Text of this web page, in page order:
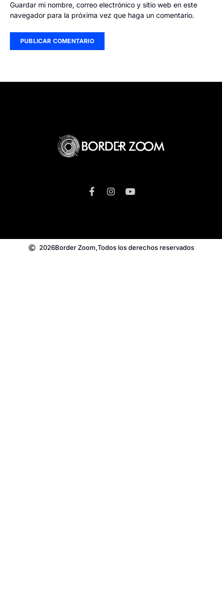
Guardar mi nombre, correo electrónico y sitio web en este
navegador para la próxima vez que haga un comentario.
2026Border Zoom,Todos los derechos reservados